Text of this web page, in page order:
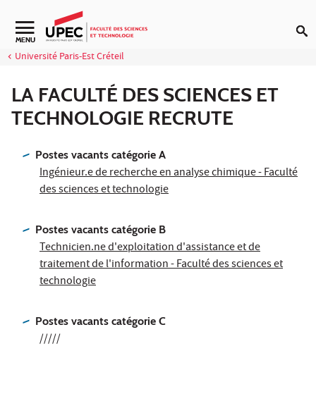
Aller au contenu
Navigation secondaire
MENU
Université Paris-Est Créteil
LA FACULTÉ DES SCIENCES ET
TECHNOLOGIE RECRUTE
Postes vacants catégorie A
Ingénieur.e de recherche en analyse chimique - Faculté
des sciences et technologie
Postes vacants catégorie B
Technicien.ne d'exploitation d'assistance et de
traitement de l'information - Faculté des sciences et
technologie
Postes vacants catégorie C
/////